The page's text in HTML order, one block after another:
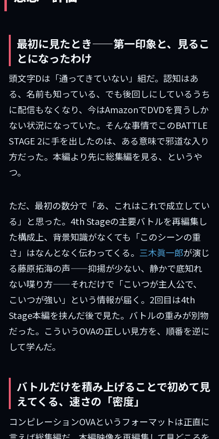
最初に見たとき——第一印象と、見るこ
とになったわけ
頭文字Dは「通ってきていない」組だ。認知はあ
る、名前も知っている、でも後回しにしているうち
に配信もなくなり、今はAmazonでDVDを買うしか
ない状況になっていた。そんな事情でこのBATTLE
STAGE 2に手を出したのは、ある意味で邪道な入り
方だった。本編より先に総集編を見る、というや
つ。
ただ、最初の数分で「あ、これはこれで成立してい
る」と思った。4th Stageの主要バトルを再編集し
た構成上、背景知識がなくても「このシーンの重
さ」はなんとなく伝わってくる。 三木眞一郎が演じ
る藤原拓海の声——抑揚が少ない、静かで底知れ
ない喋り方——それだけで「こいつが主人公で、
こいつが強い」という情報が届く。2回目は4th
Stage本編を挟んだ後で見た。バトルの重みが別物
だった。こういうOVAの正しい見方を、順番を逆に
して学んだ。
バトルだけを積み上げることで初めて見
えてくる、速さの「密度」
コンピレーションOVAというフォーマットは正直に